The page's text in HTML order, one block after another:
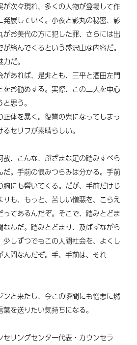
が次々現れ、多くの人物が登場して作
発展していく。小夜と影丸の秘密、影
お美代の方に犯した罪、さらには出
絡んでくるという盛沢山な内容だ。
だ。
あれば、是非とも、三平と酒田左門
をお勧めする。実際、この二人を中心
思う。
体を暴く。復讐の鬼になってしまっ
セリフが素晴らしい。
故、こんな、ぶざまな足の踏みすべら
だ。手前の恨みつらみは分かる。手前
にも響いてくる。だが、手前だけじ
も、もっと、苦しい憎悪を、こらえ
てあるんだぞ。そこで、踏みとどま
んだ。踏みとどまり、及ばずながら
しずつでもこの人間社会を、よくし
間なんだぞ。手、手前は、それ
と来たし、今この瞬間にも憎悪に燃
を送りたい気持ちになる。
セリングセンター代表・カウンセラ